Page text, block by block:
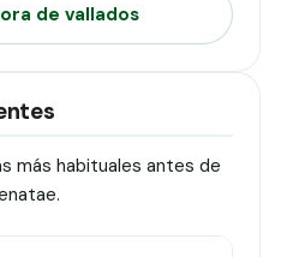
de vallados
más habituales antes de